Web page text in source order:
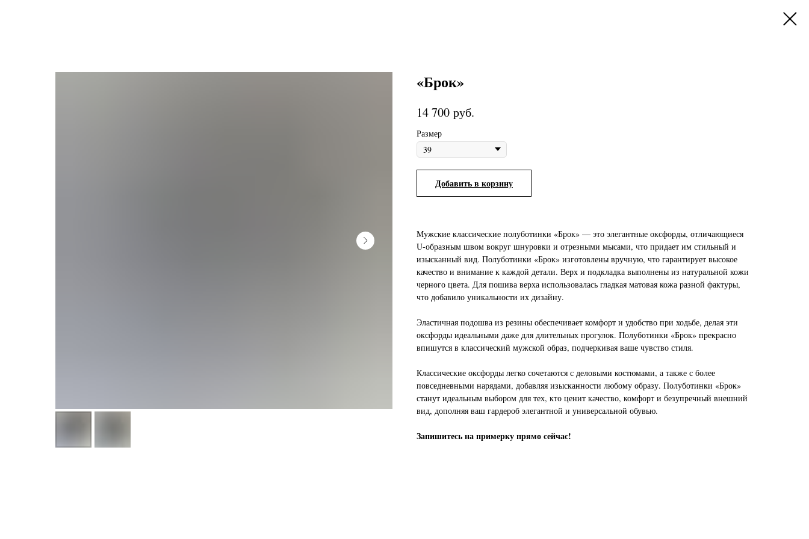
«Брок»
14 700 руб.
Размер
Добавить в корзину
Мужские классические полуботинки «Брок» — это элегантные оксфорды, отличающиеся
U-образным швом вокруг шнуровки и отрезными мысами, что придает им стильный и
изысканный вид. Полуботинки «Брок» изготовлены вручную, что гарантирует высокое
качество и внимание к каждой детали. Верх и подкладка выполнены из натуральной кожи
черного цвета. Для пошива верха использовалась гладкая матовая кожа разной фактуры,
что добавило уникальности их дизайну.
Эластичная подошва из резины обеспечивает комфорт и удобство при ходьбе, делая эти
оксфорды идеальными даже для длительных прогулок. Полуботинки «Брок» прекрасно
впишутся в классический мужской образ, подчеркивая ваше чувство стиля.
Классические оксфорды легко сочетаются с деловыми костюмами, а также с более
повседневными нарядами, добавляя изысканности любому образу. Полуботинки «Брок»
станут идеальным выбором для тех, кто ценит качество, комфорт и безупречный внешний
вид, дополняя ваш гардероб элегантной и универсальной обувью.
Запишитесь на примерку прямо сейчас!